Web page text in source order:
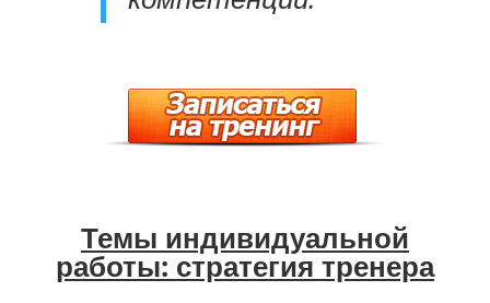
Темы индивидуальной
работы: стратегия тренера